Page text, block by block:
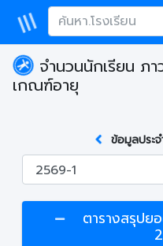
จำนวนนักเรียน ภา
เกณฑ์อายุ
ข้อมูลประ
ตารางสรุปย